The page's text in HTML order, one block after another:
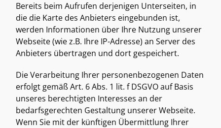
Bereits beim Aufrufen derjenigen Unterseiten, in
die die Karte des Anbieters eingebunden ist,
werden Informationen über Ihre Nutzung unserer
Webseite (wie z.B. Ihre IP-Adresse) an Server des
Anbieters übertragen und dort gespeichert.
Die Verarbeitung Ihrer personenbezogenen Daten
erfolgt gemäß Art. 6 Abs. 1 lit. f DSGVO auf Basis
unseres berechtigten Interesses an der
bedarfsgerechten Gestaltung unserer Webseite.
Wenn Sie mit der künftigen Übermittlung Ihrer